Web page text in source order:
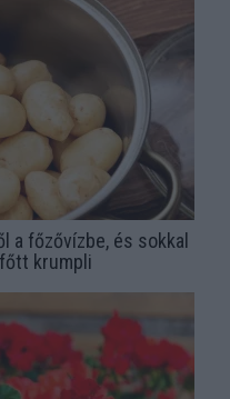
a főzővízbe, és sokkal
krumpli